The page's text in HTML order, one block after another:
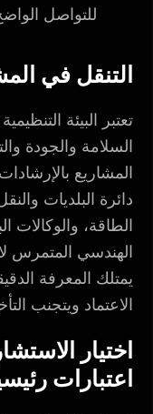
للتواصل
التنقل في
تعتبر البيئة
السلامة والجودة
المشاريع
الطاقة، والوكالات
الهندسي المتمرس
يمتلك المعرفة
الاعتماد ويتجنب
اختيار
اعتبارات